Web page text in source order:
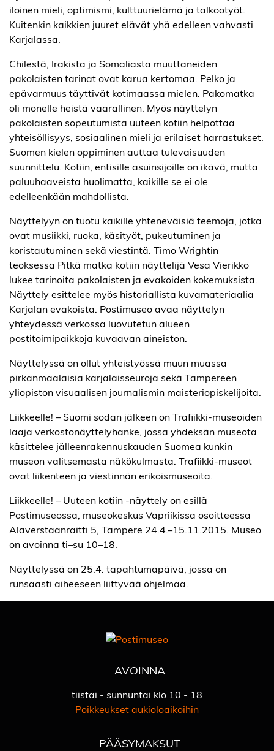
iloinen mieli, optimismi, kulttuurielämä ja talkootyöt.
Kuitenkin kaikkien juuret elävät yhä edelleen vahvasti
Karjalassa.
Chilestä, Irakista ja Somaliasta muuttaneiden
pakolaisten tarinat ovat karua kertomaa. Pelko ja
epävarmuus täyttivät kotimaassa mielen. Pakomatka
oli monelle heistä vaarallinen. Myös näyttelyn
pakolaisten sopeutumista uuteen kotiin helpottaa
yhteisöllisyys, sosiaalinen mieli ja erilaiset harrastukset.
Suomen kielen oppiminen auttaa tulevaisuuden
suunnittelu. Kotiin, entisille asuinsijoille on ikävä, mutta
paluuhaaveista huolimatta, kaikille se ei ole
edelleenkään mahdollista.
Näyttelyyn on tuotu kaikille yhteneväisiä teemoja, jotka
ovat musiikki, ruoka, käsityöt, pukeutuminen ja
koristautuminen sekä viestintä. Timo Wrightin
teoksessa Pitkä matka kotiin näyttelijä Vesa Vierikko
lukee tarinoita pakolaisten ja evakoiden kokemuksista.
Näyttely esittelee myös historiallista kuvamateriaalia
Karjalan evakoista. Postimuseo avaa näyttelyn
yhteydessä verkossa luovutetun alueen
postitoimipaikkoja kuvaavan aineiston.
Näyttelyssä on ollut yhteistyössä muun muassa
pirkanmaalaisia karjalaisseuroja sekä Tampereen
yliopiston visuaalisen journalismin maisteriopiskelijoita.
Liikkeelle! – Suomi sodan jälkeen on Trafiikki-museoiden
laaja verkostonäyttelyhanke, jossa yhdeksän museota
käsittelee jälleenrakennuskauden Suomea kunkin
museon valitsemasta näkökulmasta. Trafiikki-museot
ovat liikenteen ja viestinnän erikoismuseoita.
Liikkeelle! – Uuteen kotiin -näyttely on esillä
Postimuseossa, museokeskus Vapriikissa osoitteessa
Alaverstaanraitti 5, Tampere 24.4.–15.11.2015. Museo
on avoinna ti–su 10–18.
Näyttelyssä on 25.4. tapahtumapäivä, jossa on
runsaasti aiheeseen liittyvää ohjelmaa.
AVOINNA
tiistai - sunnuntai klo 10 - 18
Poikkeukset aukioloaikoihin
PÄÄSYMAKSUT